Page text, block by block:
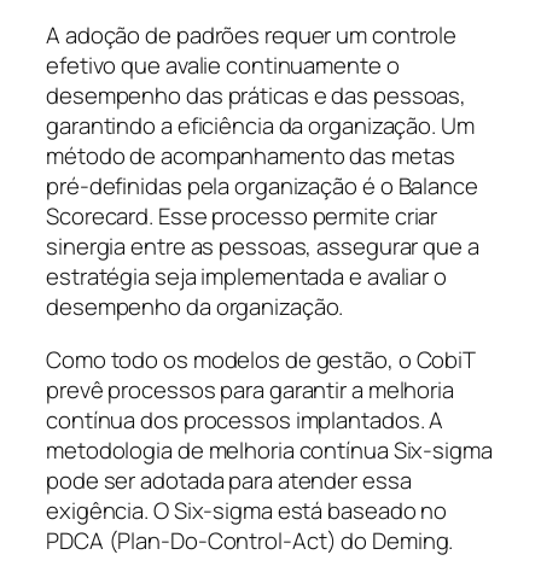
A adoção de padrões requer um controle
efetivo que avalie continuamente o
desempenho das práticas e das pessoas,
garantindo a eficiência da organização. Um
método de acompanhamento das metas
pré-definidas pela organização é o Balance
Scorecard. Esse processo permite criar
sinergia entre as pessoas, assegurar que a
estratégia seja implementada e avaliar o
desempenho da organização.
Como todo os modelos de gestão, o CobiT
prevê processos para garantir a melhoria
contínua dos processos implantados. A
metodologia de melhoria contínua Six-sigma
pode ser adotada para atender essa
exigência. O Six-sigma está baseado no
PDCA (Plan-Do-Control-Act) do Deming.